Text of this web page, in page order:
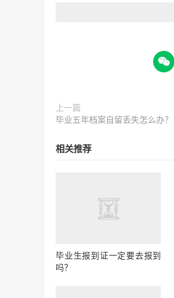

上一篇
毕业五年档案自留丢失怎么办？
相关推荐
毕业生报到证一定要去报到
吗？